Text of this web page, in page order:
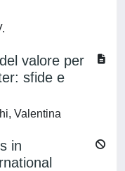
valore per
sfide e
Valentina
in